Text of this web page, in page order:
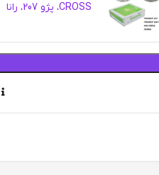
CROSS، پژو 207، رانا